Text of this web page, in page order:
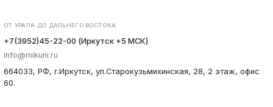
ОТ УРАЛА ДО ДАЛЬНЕГО ВОСТОКА
+7(3952)45-22-00 (Иркутск +5 МСК)
info@mikuni.ru
664033, РФ, г.Иркутск, ул.Старокузьмихинская, 28, 2 этаж, офис
60.